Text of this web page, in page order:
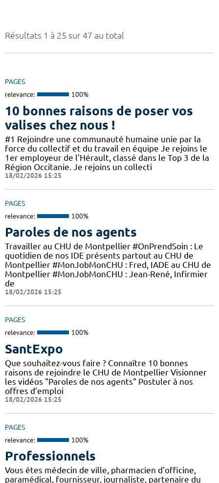
Résultats 1 à 25 sur 47 au total
PAGES
relevance: 100%
10 bonnes raisons de poser vos
valises chez nous !
#1 Rejoindre une communauté humaine unie par la
force du collectif et du travail en équipe Je rejoins le
1er employeur de l’Hérault, classé dans le Top 3 de la
Région Occitanie. Je rejoins un collecti
18/02/2026 15:25
PAGES
relevance: 100%
Paroles de nos agents
Travailler au CHU de Montpellier #OnPrendSoin : Le
quotidien de nos IDE présents partout au CHU de
Montpellier #MonJobMonCHU : Fred, IADE au CHU de
Montpellier #MonJobMonCHU : Jean-René, Infirmier
de
18/02/2026 15:25
PAGES
relevance: 100%
SantExpo
Que souhaitez-vous faire ? Connaître 10 bonnes
raisons de rejoindre le CHU de Montpellier Visionner
les vidéos "Paroles de nos agents" Postuler à nos
offres d’emploi
18/02/2026 15:25
PAGES
relevance: 100%
Professionnels
Vous êtes médecin de ville, pharmacien d'officine,
paramédical, fournisseur, journaliste, partenaire du